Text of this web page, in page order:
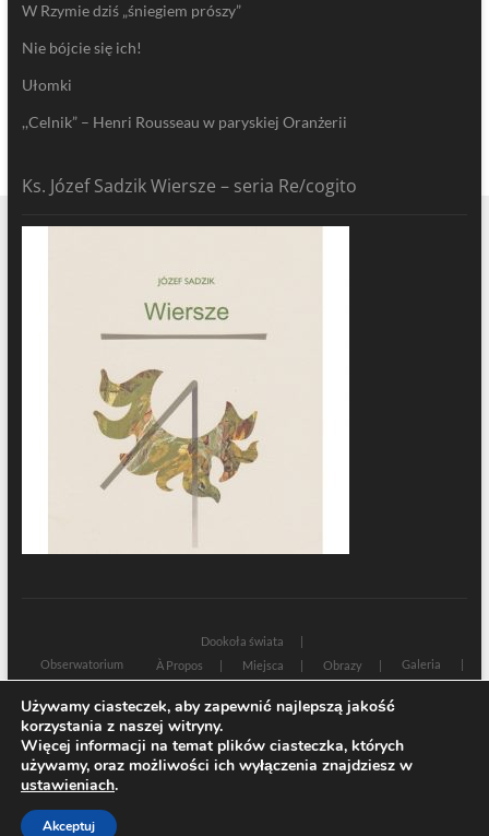
W Rzymie dziś „śniegiem prószy”
Nie bójcie się ich!
Ułomki
,,Celnik” – Henri Rousseau w paryskiej Oranżerii
Ks. Józef Sadzik Wiersze – seria Re/cogito
Dookoła świata
Obserwatorium
À Propos Miejsca Obrazy
Galeria
Sacrum profanum
Zamyślenia
Teksty
Rozmowy Świadectwa Na marginesie
| Designed by:Theme Freesia
Używamy ciasteczek, aby zapewnić najlepszą jakość
korzystania z naszej witryny.
Więcej informacji na temat plików ciasteczka, których
używamy, oraz możliwości ich wyłączenia znajdziesz w
ustawieniach.
Akceptuj